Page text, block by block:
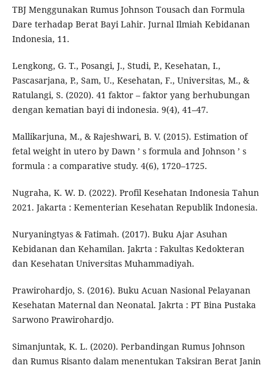
TBJ Menggunakan Rumus Johnson Tousach dan Formula
Dare terhadap Berat Bayi Lahir. Jurnal Ilmiah Kebidanan
Indonesia, 11.
Lengkong, G. T., Posangi, J., Studi, P., Kesehatan, I.,
Pascasarjana, P., Sam, U., Kesehatan, F., Universitas, M., &
Ratulangi, S. (2020). 41 faktor – faktor yang berhubungan
dengan kematian bayi di indonesia. 9(4), 41–47.
Mallikarjuna, M., & Rajeshwari, B. V. (2015). Estimation of
fetal weight in utero by Dawn ’ s formula and Johnson ’ s
formula : a comparative study. 4(6), 1720–1725.
Nugraha, K. W. D. (2022). Profil Kesehatan Indonesia Tahun
2021. Jakarta : Kementerian Kesehatan Republik Indonesia.
Nuryaningtyas & Fatimah. (2017). Buku Ajar Asuhan
Kebidanan dan Kehamilan. Jakrta : Fakultas Kedokteran
dan Kesehatan Universitas Muhammadiyah.
Prawirohardjo, S. (2016). Buku Acuan Nasional Pelayanan
Kesehatan Maternal dan Neonatal. Jakrta : PT Bina Pustaka
Sarwono Prawirohardjo.
Simanjuntak, K. L. (2020). Perbandingan Rumus Johnson
dan Rumus Risanto dalam menentukan Taksiran Berat Janin